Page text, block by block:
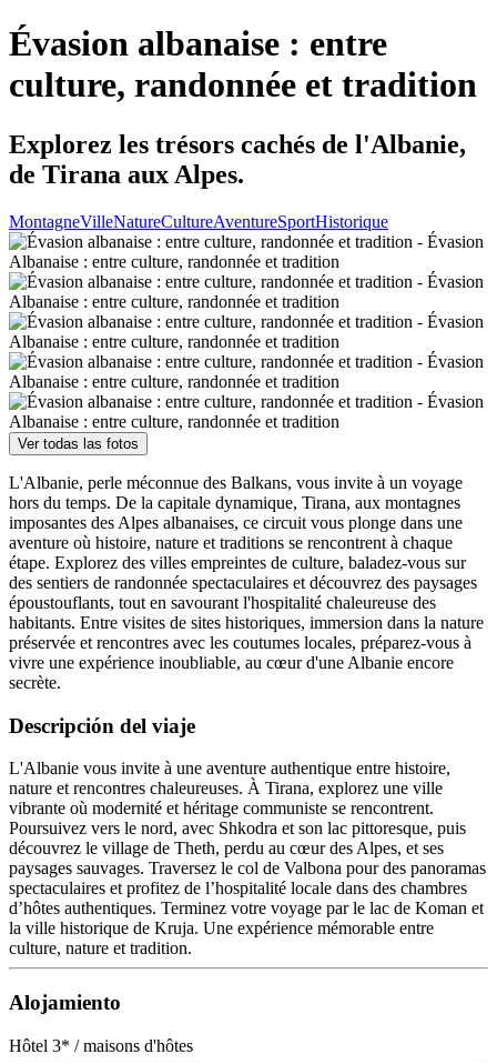
Évasion albanaise : entre
culture, randonnée et tradition
Explorez les trésors cachés de l'Albanie,
de Tirana aux Alpes.
MontagneVilleNatureCultureAventureSportHistorique
Ver todas las fotos
L'Albanie, perle méconnue des Balkans, vous invite à un voyage
hors du temps. De la capitale dynamique, Tirana, aux montagnes
imposantes des Alpes albanaises, ce circuit vous plonge dans une
aventure où histoire, nature et traditions se rencontrent à chaque
étape. Explorez des villes empreintes de culture, baladez-vous sur
des sentiers de randonnée spectaculaires et découvrez des paysages
époustouflants, tout en savourant l'hospitalité chaleureuse des
habitants. Entre visites de sites historiques, immersion dans la nature
préservée et rencontres avec les coutumes locales, préparez-vous à
vivre une expérience inoubliable, au cœur d'une Albanie encore
secrète.
Descripción del viaje
L'Albanie vous invite à une aventure authentique entre histoire,
nature et rencontres chaleureuses. À Tirana, explorez une ville
vibrante où modernité et héritage communiste se rencontrent.
Poursuivez vers le nord, avec Shkodra et son lac pittoresque, puis
découvrez le village de Theth, perdu au cœur des Alpes, et ses
paysages sauvages. Traversez le col de Valbona pour des panoramas
spectaculaires et profitez de l’hospitalité locale dans des chambres
d’hôtes authentiques. Terminez votre voyage par le lac de Koman et
la ville historique de Kruja. Une expérience mémorable entre
culture, nature et tradition.
Alojamiento
Hôtel 3* / maisons d'hôtes